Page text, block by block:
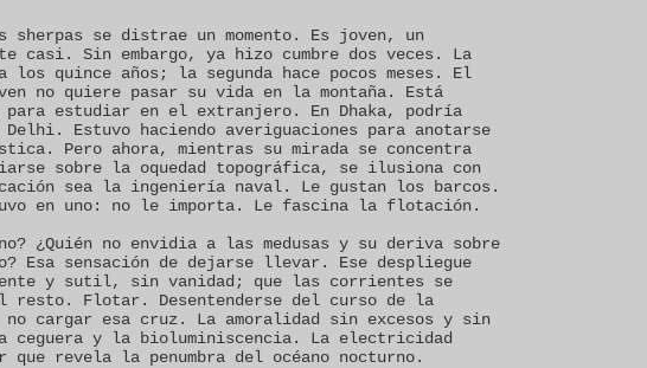
sherpas se distrae un momento. Es joven, un
casi. Sin embargo, ya hizo cumbre dos veces. La
los quince años; la segunda hace pocos meses. El
no quiere pasar su vida en la montaña. Está
para estudiar en el extranjero. En Dhaka, podría
Estuvo haciendo averiguaciones para anotarse
Pero ahora, mientras su mirada se concentra
sobre la oquedad topográfica, se ilusiona con
sea la ingeniería naval. Le gustan los barcos.
en uno: no le importa. Le fascina la flotación.
¿Quién no envidia a las medusas y su deriva sobre
Esa sensación de dejarse llevar. Ese despliegue
y sutil, sin vanidad; que las corrientes se
resto. Flotar. Desentenderse del curso de la
cargar esa cruz. La amoralidad sin excesos y sin
ceguera y la bioluminiscencia. La electricidad
que revela la penumbra del océano nocturno.